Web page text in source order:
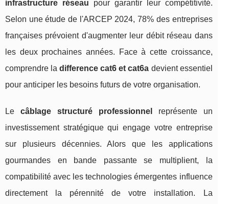
infrastructure réseau pour garantir leur compétitivité.
Selon une étude de l'ARCEP 2024, 78% des entreprises
françaises prévoient d'augmenter leur débit réseau dans
les deux prochaines années. Face à cette croissance,
comprendre ladifference cat6 et cat6a devient essentiel
pour anticiper les besoins futurs de votre organisation.
Le câblage structuré professionnel
représente un
investissement stratégique qui engage votre entreprise
sur plusieurs décennies. Alors que les applications
gourmandes en bande passante se multiplient, la
compatibilité avec les technologies émergentes influence
directement la pérennité de votre installation. La